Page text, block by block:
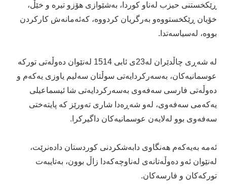
ڕێكخستنی‌ حیزب له‌ناو كوردا، به‌شێوازی‌ هۆزو تیره‌ و خێڵ،
خۆیان ڕێكخستووه‌و به‌رگریان كردووه‌، كه‌ئه‌مانه‌ش كاركردن
بووه‌، له‌سیاسه‌تدا.
له‌ شه‌ڕی‌ چاڵدێران له‌23ی‌ ئابی‌ 1514 له‌نێوان ده‌وڵه‌تی‌ توركه‌
عوسمانیه‌كان، به‌سه‌ركردایه‌تی‌ سوڵتان سه‌لیم یاوزی‌ یه‌كه‌م و
ده‌وڵه‌تی‌ فارسی‌ سه‌فه‌وی‌ به‌سه‌ركردایه‌تی‌ شا ئیسماعیلی‌
یه‌كه‌می‌ سه‌فه‌وی‌، له‌و شه‌ڕه‌دا شاری‌ ته‌ورێز كه‌ پایته‌ختی‌
سه‌فه‌وی‌ بوو له‌لایه‌ن عوسمانیه‌كان داگیركرا.
ئه‌مه‌ به‌یه‌كه‌م هه‌نگاوی‌ دابه‌شكردنی‌ كوردستان داده‌نرێت،
له‌نێوان ئه‌و ده‌وڵه‌تانه‌ی‌ له‌ناوچه‌كه‌دا زاڵ بوون، به‌تایبه‌ت
توركه‌كان و فارسه‌كان.